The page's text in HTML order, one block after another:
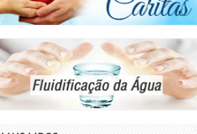
Luiz Antonio Gasparetto
Vera Lucia Marinzeck De Carvalho